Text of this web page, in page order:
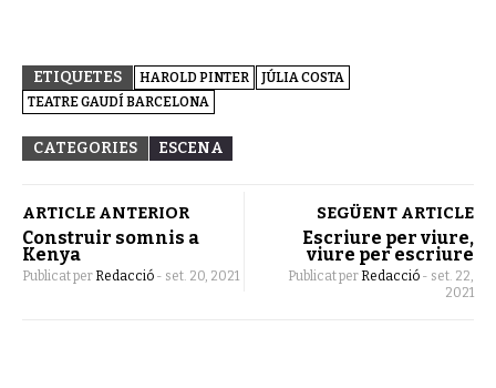
ETIQUETES HAROLD PINTER
JÚLIA COSTA
TEATRE GAUDÍ BARCELONA
CATEGORIES ESCENA
ARTICLE ANTERIOR
Construir somnis a
Kenya
Publicat per Redacció - set. 20, 2021
SEGÜENT ARTICLE
Escriure per viure,
viure per escriure
Publicat per Redacció - set. 22,
2021